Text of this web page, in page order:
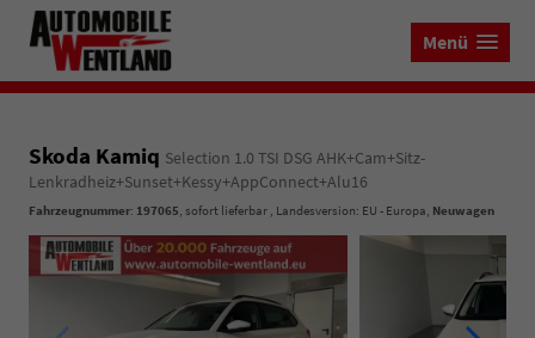
Menü
Skoda Kamiq Selection 1.0 TSI DSG AHK+Cam+Sitz-
Lenkradheiz+Sunset+Kessy+AppConnect+Alu16
Fahrzeugnummer: 197065, sofort lieferbar , Landesversion: EU - Europa, Neuwagen